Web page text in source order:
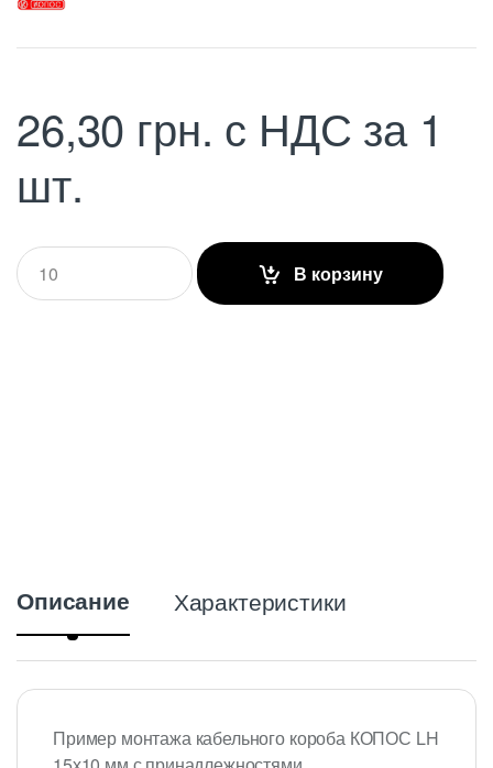
26,30 грн. с НДС за 1
шт.
Q
u
a
В корзину
Описание Характеристики
Пример монтажа кабельного короба КОПОС LH